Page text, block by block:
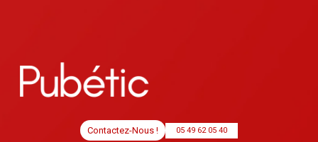
Contactez-Nous ! 05 49 62 05 40